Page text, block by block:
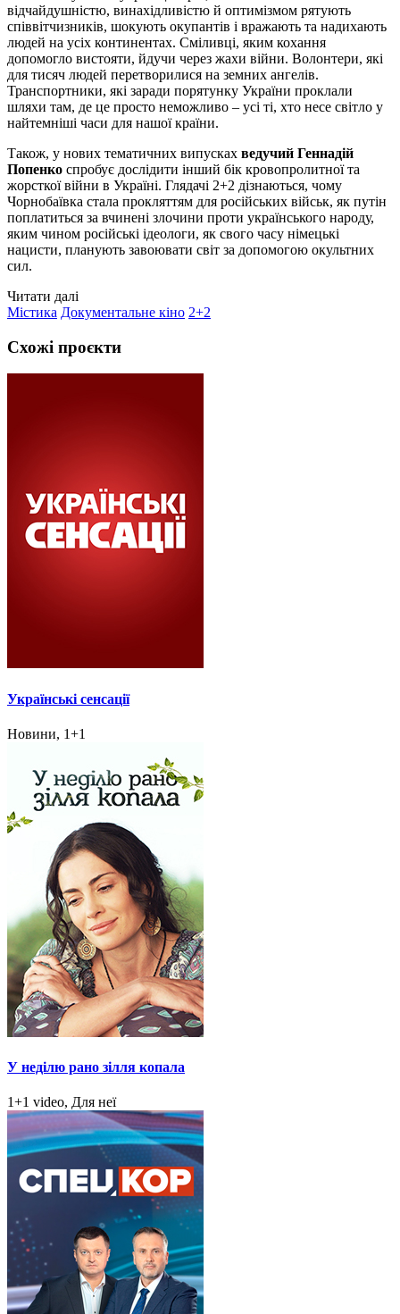
відчайдушністю, винахідливістю й оптимізмом рятують
співвітчизників, шокують окупантів і вражають та надихають
людей на усіх континентах. Сміливці, яким кохання
допомогло вистояти, йдучи через жахи війни. Волонтери, які
для тисяч людей перетворилися на земних ангелів.
Транспортники, які заради порятунку України проклали
шляхи там, де це просто неможливо – усі ті, хто несе світло у
найтемніші часи для нашої країни.
Також, у нових тематичних випусках ведучий Геннадій
Попенко спробує дослідити інший бік кровопролитної та
жорсткої війни в Україні. Глядачі 2+2 дізнаються, чому
Чорнобаївка стала прокляттям для російських військ, як путін
поплатиться за вчинені злочини проти українського народу,
яким чином російські ідеологи, як свого часу німецькі
нацисти, планують завоювати світ за допомогою окультних
сил.
Читати далі
Містика Документальне кіно 2+2
Схожі проєкти
Українські сенсації
Новини, 1+1
У неділю рано зілля копала
1+1 video, Для неї